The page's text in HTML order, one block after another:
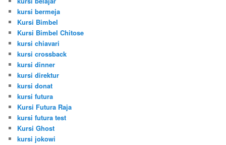
kursi bermeja
Kursi Bimbel
Kursi Bimbel Chitose
kursi chiavari
kursi crossback
kursi dinner
kursi direktur
kursi donat
kursi futura
Kursi Futura Raja
kursi futura test
Kursi Ghost
kursi jokowi